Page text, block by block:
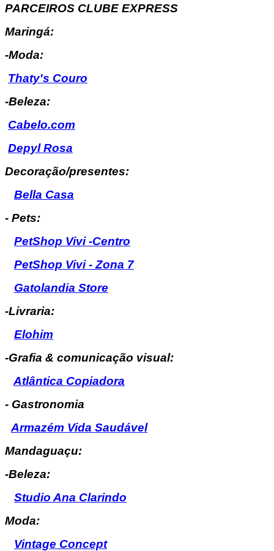
PARCEIROS CLUBE EXPRESS
Maringá:
-Moda:
Thaty's Couro
-Beleza:
Cabelo.com
Depyl Rosa
Decoração/presentes:
Bella Casa
- Pets:
PetShop Vivi -Centro
PetShop Vivi - Zona 7
Gatolandia Store
-Livraria:
Elohim
-Grafia & comunicação visual:
Atlântica Copiadora
- Gastronomia
Armazém Vida Saudável
Mandaguaçu:
-Beleza:
Studio Ana Clarindo
Moda:
Vintage Concept